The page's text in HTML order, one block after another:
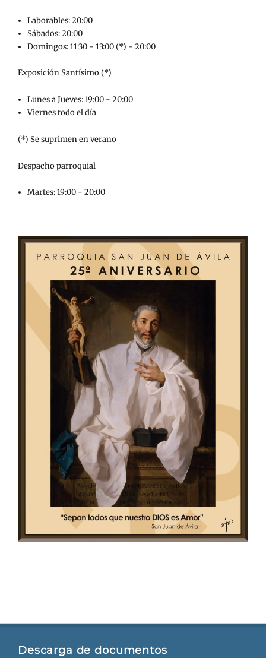
Laborables: 20:00
Sábados: 20:00
Domingos: 11:30 - 13:00 (*) - 20:00
Exposición Santísimo (*)
Lunes a Jueves: 19:00 - 20:00
Viernes todo el día
(*) Se suprimen en verano
Despacho parroquial
Martes: 19:00 - 20:00
Descarga de documentos